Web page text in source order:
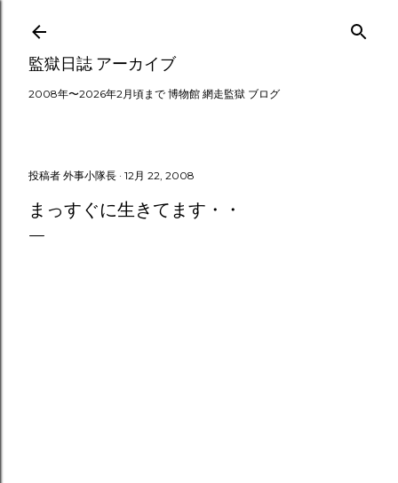
スキップしてメイン コンテンツに移動
監獄日誌 アーカイブ
2008年〜2026年2月頃まで 博物館 網走監獄 ブログ
投稿者 外事小隊長 12月 22, 2008
まっすぐに生きてます・・